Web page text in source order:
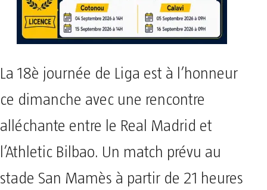
La 18è journée de Liga est à l’honneur
ce dimanche avec une rencontre
alléchante entre le Real Madrid et
l’Athletic Bilbao. Un match prévu au
stade San Mamès à partir de 21 heures